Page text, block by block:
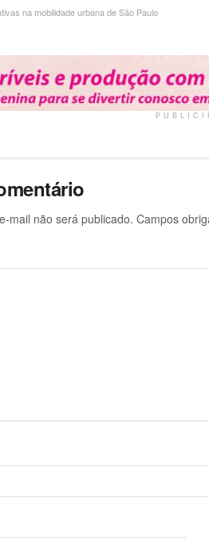
na mobilidade urbana de São Paulo
mail não será publicado. Campos